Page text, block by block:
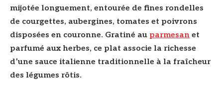
mijotée longuement, entourée de fines rondelles
de courgettes, aubergines, tomates et poivrons
disposées en couronne. Gratiné au parmesan et
parfumé aux herbes, ce plat associe la richesse
d’une sauce italienne traditionnelle à la fraîcheur
des légumes rôtis.